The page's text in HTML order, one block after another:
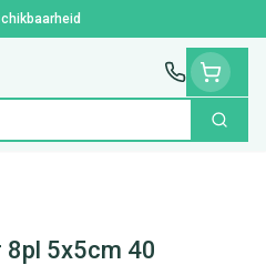
Zoek
8pl 5x5cm 40